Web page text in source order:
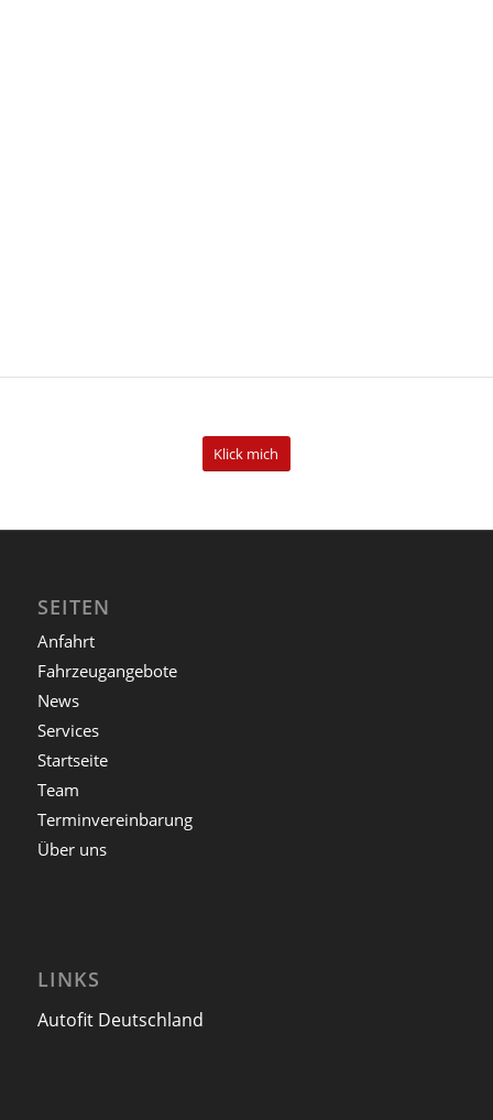
Klick mich
SEITEN
Anfahrt
Fahrzeugangebote
News
Services
Startseite
Team
Terminvereinbarung
Über uns
LINKS
Autofit Deutschland